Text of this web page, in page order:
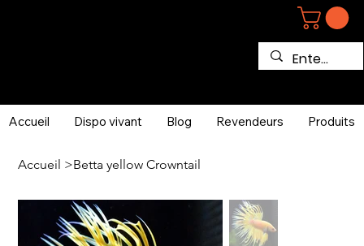
Accueil Dispo vivant Blog Revendeurs Produits
Accueil >Betta yellow Crowntail